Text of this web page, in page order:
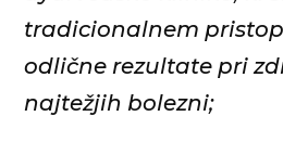
tradicionalnem
odlične rezultate pri
najtežjih bolezni;